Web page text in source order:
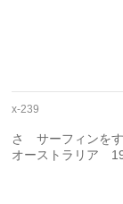
x-239
さ サーフィンを
オーストラリア